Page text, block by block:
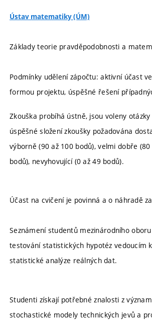
Ústav matematiky (ÚM)
Základy teorie pravděpodobnosti a
Podmínky udělení zápočtu: aktivní účast
formou projektu, úspěšné řešení
Zkouška probíhá ústně, jsou voleny
úspěšné složení zkoušky požadována
výborně (90 až 100 bodů), velmi dobře
bodů), nevyhovující (0 až 49 bodů).
Účast na cvičení je povinná a o náhradě
Seznámení studentů mezinárodního
testování statistických hypotéz vedoucím
statistické analýze reálných dat.
Studenti získají potřebné znalosti z
stochastické modely technických jevů a